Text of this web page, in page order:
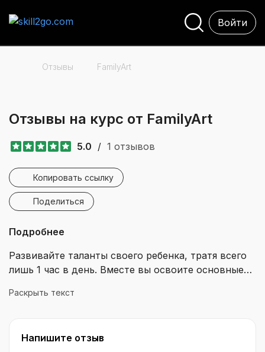
Войти
Отзывы FamilyArt
Отзывы на курс от FamilyArt
5.0 / 1 отзывов
Копировать ссылку
Поделиться
Подробнее
Развивайте таланты своего ребенка, тратя всего
лишь 1 час в день. Вместе вы освоите основные
которые украсят ваш интерьер. Получите
его усидчивость. Опытный педагог-психолог с
Раскрыть текст
Напишите отзыв